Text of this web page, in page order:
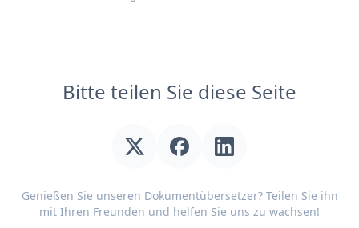
Bitte teilen Sie diese Seite
Genießen Sie unseren Dokumentübersetzer? Teilen Sie ihn
mit Ihren Freunden und helfen Sie uns zu wachsen!